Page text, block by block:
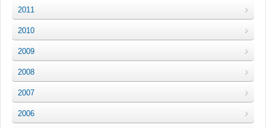
2011
2010
2009
2008
2007
2006